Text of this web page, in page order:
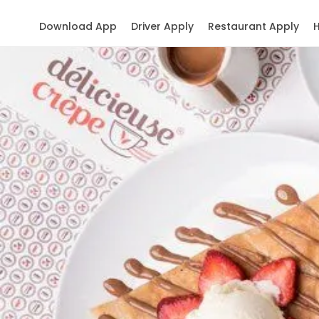
Restaurant Apply
Driver Apply
Download App